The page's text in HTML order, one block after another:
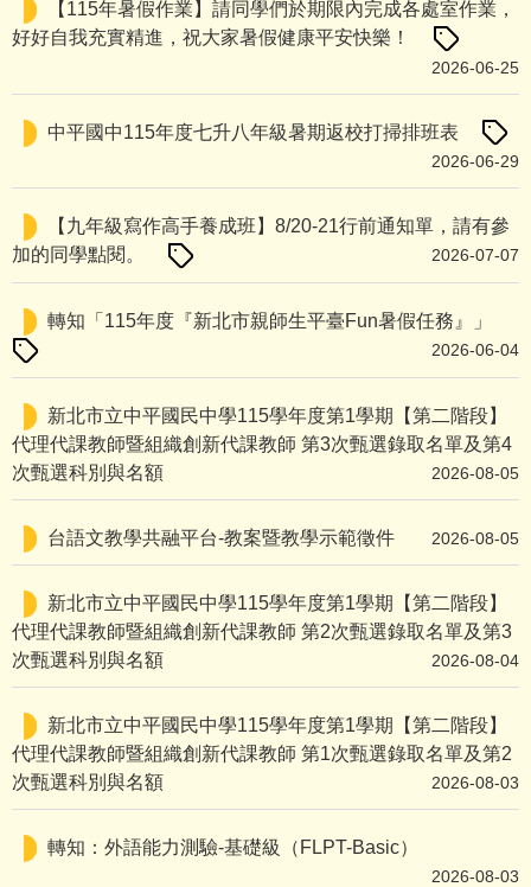
【115年暑假作業】請同學們於期限內完成各處室作業，
好好自我充實精進，祝大家暑假健康平安快樂！
2026-06-25
中平國中115年度七升八年級暑期返校打掃排班表
2026-06-29
【九年級寫作高手養成班】8/20-21行前通知單，請有參
加的同學點閱。
2026-07-07
轉知「115年度『新北市親師生平臺Fun暑假任務』」
2026-06-04
新北市立中平國民中學115學年度第1學期【第二階段】
代理代課教師暨組織創新代課教師 第3次甄選錄取名單及第4
次甄選科別與名額
2026-08-05
台語文教學共融平台-教案暨教學示範徵件 2026-08-05
新北市立中平國民中學115學年度第1學期【第二階段】
代理代課教師暨組織創新代課教師 第2次甄選錄取名單及第3
次甄選科別與名額
2026-08-04
新北市立中平國民中學115學年度第1學期【第二階段】
代理代課教師暨組織創新代課教師 第1次甄選錄取名單及第2
次甄選科別與名額
2026-08-03
轉知：外語能力測驗-基礎級（FLPT-Basic）
2026-08-03